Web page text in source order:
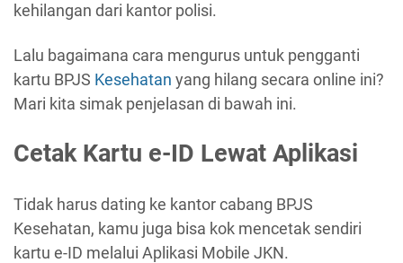
kehilangan dari kantor polisi.
Lalu bagaimana cara mengurus untuk pengganti
kartu BPJS Kesehatan yang hilang secara online ini?
Mari kita simak penjelasan di bawah ini.
Cetak Kartu e-ID Lewat Aplikasi
Tidak harus dating ke kantor cabang BPJS
Kesehatan, kamu juga bisa kok mencetak sendiri
kartu e-ID melalui Aplikasi Mobile JKN.